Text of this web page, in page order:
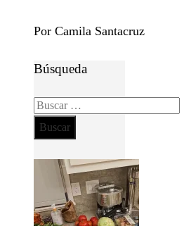
Por Camila Santacruz
Búsqueda
Buscar: